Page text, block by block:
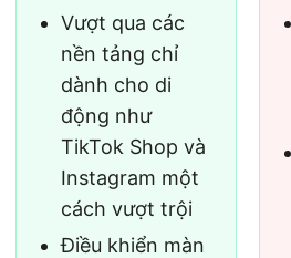
Vượt qua các
nền tảng chỉ
dành cho di
động như
TikTok Shop và
Instagram một
cách vượt trội
Điều khiển màn